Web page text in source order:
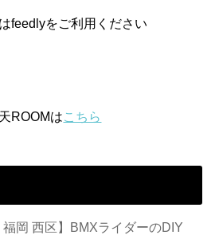
feedlyをご利用ください
ROOMはこちら
福岡 西区】BMXライダーのDIY